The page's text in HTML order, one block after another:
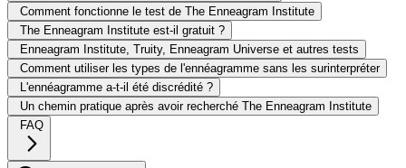
Comment fonctionne le test de The Enneagram Institute
The Enneagram Institute est-il gratuit ?
Enneagram Institute, Truity, Enneagram Universe et autres tests
Comment utiliser les types de l'ennéagramme sans les surinterpréter
L'ennéagramme a-t-il été discrédité ?
Un chemin pratique après avoir recherché The Enneagram Institute
FAQ